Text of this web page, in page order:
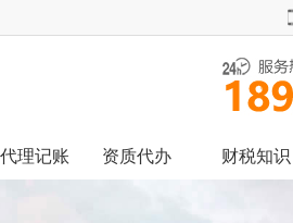
理记账 资质代办 财税知识